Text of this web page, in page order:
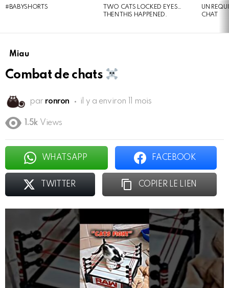
#BABYSHORTS
TWO CATS LOCKED EYES…
THEN THIS HAPPENED.
UN
CHAT
Miau
Combat de chats
par ronron il y a environ 11 mois
1.5k Views
WHATSAPP FACEBOOK
TWITTER COPIER LE LIEN